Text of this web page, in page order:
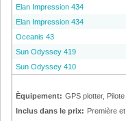
Elan Impression 434
Elan Impression 434
Oceanis 43
Sun Odyssey 419
Sun Odyssey 410
Èquipement: GPS plotter,
Inclus dans le prix: Première